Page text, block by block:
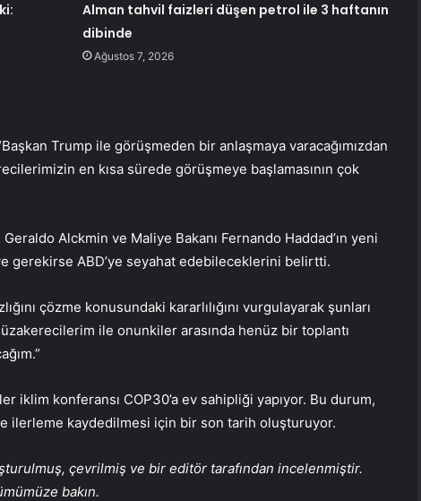
Alman tahvil faizleri düşen petrol ile 3 haftanın
dibinde
Ağustos 7, 2026
Trump ile görüşmeden bir anlaşmaya varacağımızdan
en kısa sürede görüşmeye başlamasının çok
Alckmin ve Maliye Bakanı Fernando Haddad’ın yeni
gerekirse ABD’ye seyahat edebileceklerini belirtti.
çözme konusundaki kararlılığını vurgulayarak şunları
ile onunkiler arasında henüz bir toplantı
iklim konferansı COP30’a ev sahipliği yapıyor. Bu durum,
ilerleme kaydedilmesi için bir son tarih oluşturuyor.
çevrilmiş ve bir editör tarafından incelenmiştir.
bakın.